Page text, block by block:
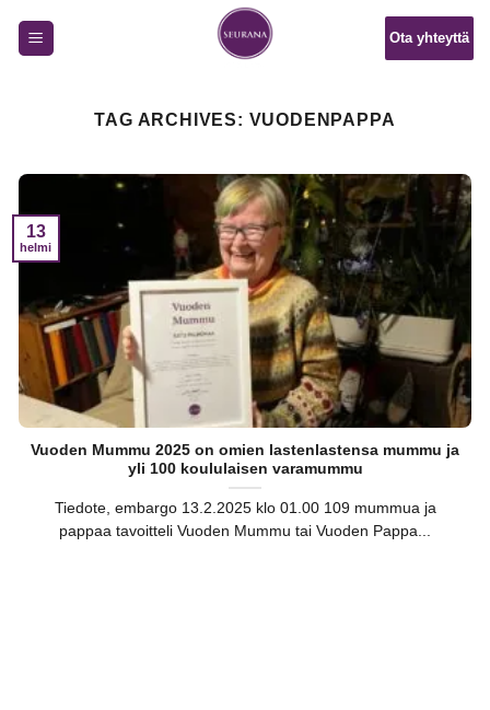
Ota yhteyttä
TAG ARCHIVES: VUODENPAPPA
Vuoden Mummu 2025 on omien lastenlastensa mummu ja
yli 100 koululaisen varamummu
Tiedote, embargo 13.2.2025 klo 01.00 109 mummua ja
pappaa tavoitteli Vuoden Mummu tai Vuoden Pappa...
13
helmi